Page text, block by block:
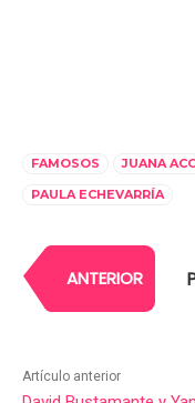
FAMOSOS JUANA
PAULA ECHEVARRÍA
ANTERIOR
Artículo anterior